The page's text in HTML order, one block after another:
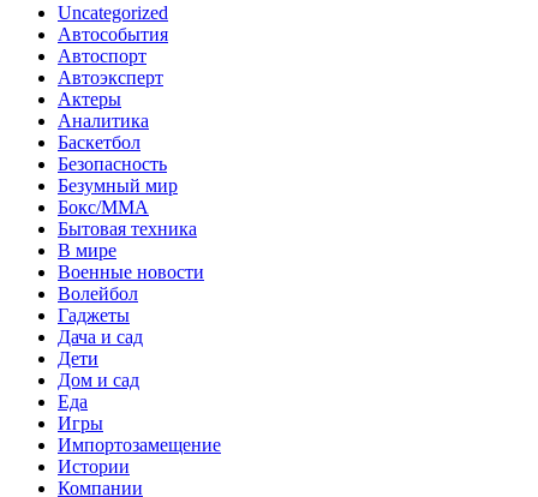
Uncategorized
Автособытия
Автоспорт
Автоэксперт
Актеры
Аналитика
Баскетбол
Безопасность
Безумный мир
Бокс/MMA
Бытовая техника
В мире
Военные новости
Волейбол
Гаджеты
Дача и сад
Дети
Дом и сад
Еда
Игры
Импортозамещение
Истории
Компании